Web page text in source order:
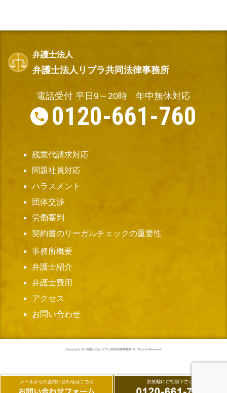
弁護士法人
弁護士法人リブラ共同法律事務所
電話受付 平日9～20時 年中無休対応
0120-661-760
残業代請求対応
問題社員対応
ハラスメント
団体交渉
労働審判
契約書のリーガルチェックの重要性
事務所概要
弁護士紹介
弁護士費用
アクセス
お問い合わせ
Copyright (C) 弁護士法人リブラ共同法律事務所 All Rights Reserved.